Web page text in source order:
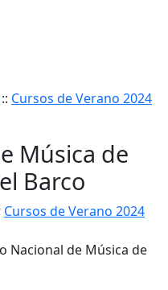
:: Cursos de Verano 2024
Música de
Barco
Cursos de Verano 2024